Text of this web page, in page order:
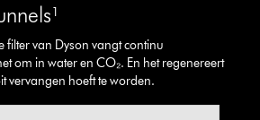
filter van Dyson vangt continu
om in water en CO₂. En het regenereert
vervangen hoeft te worden.